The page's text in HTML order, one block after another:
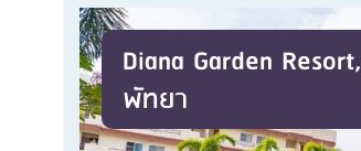
Diana Garden Resort,
พัทยา